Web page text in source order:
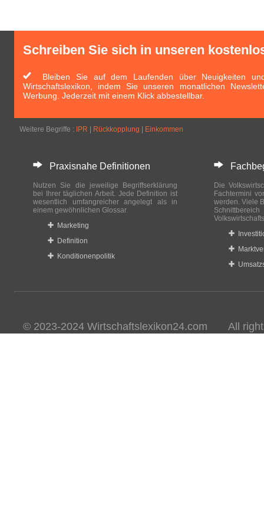
Schreiben Sie sich in unseren
Bleiben Sie auf dem Laufenden über Neuigkeiten
Wirtschaftslexikon, indem Sie unseren monatlichen
Werbung. Jederzeit mit einem Klick abbestellbar.
Weitere Begriffe : IPR Rückkopplung Einkommen
Praxisnahe Definitionen
Nutzen Sie die jeweilige Begriffserklärung
bei Ihrer täglichen Arbeit. Jede Definition ist
wesentlich umfangreicher angelegt als in
einem gewöhnlichen Glossar.
Marketing
Definition
Konditionenpolitik
Die
Fachtermini
werden. Viele
© 2023-2024 Wirtschaftslexikon24.com All